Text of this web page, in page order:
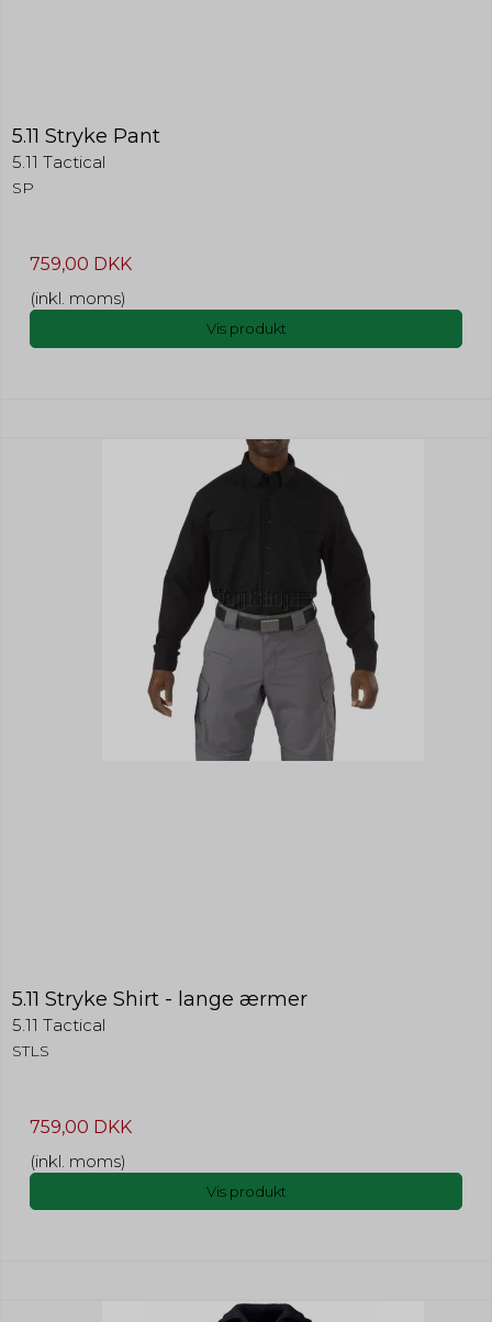
5.11 Stryke Pant
5.11 Tactical
SP
759,00 DKK
(inkl. moms)
Vis produkt
5.11 Stryke Shirt - lange ærmer
5.11 Tactical
STLS
759,00 DKK
(inkl. moms)
Vis produkt